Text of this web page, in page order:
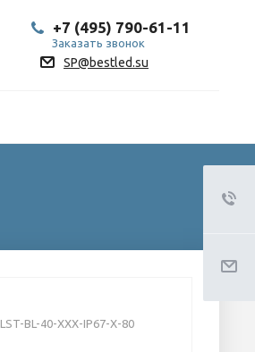
+7 (495) 790-61-11
Заказать звонок
SP@bestled.su
LST-BL-40-XXX-IP67-X-80